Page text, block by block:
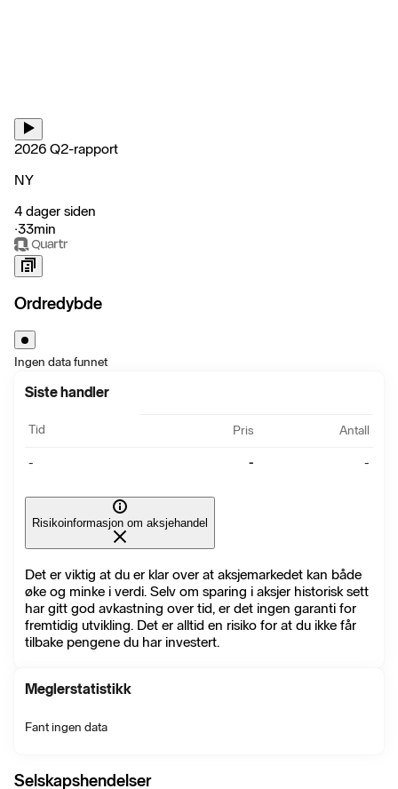
2026 Q2-rapport
NY
4 dager siden
‧33min
Ordredybde
Ingen data funnet
Siste handler
Tid Pris Antall
- - -
Risikoinformasjon om aksjehandel
Det er viktig at du er klar over at aksjemarkedet kan både
øke og minke i verdi. Selv om sparing i aksjer historisk sett
har gitt god avkastning over tid, er det ingen garanti for
fremtidig utvikling. Det er alltid en risiko for at du ikke får
tilbake pengene du har investert.
Meglerstatistikk
Fant ingen data
Selskapshendelser